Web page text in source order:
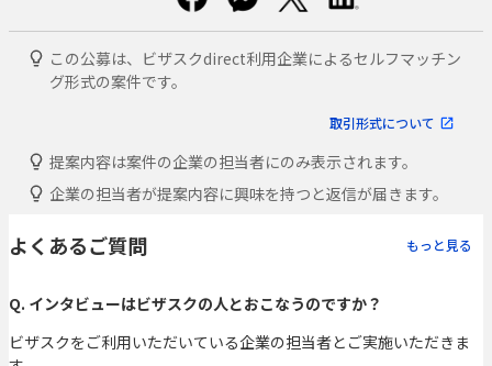
この公募は、ビザスクdirect利用企業によるセルフマッチン
グ形式の案件です。
取引形式について
提案内容は案件の企業の担当者にのみ表示されます。
企業の担当者が提案内容に興味を持つと返信が届きます。
よくあるご質問 もっと見る
Q. インタビューはビザスクの人とおこなうのですか？
ビザスクをご利用いただいている企業の担当者とご実施いただきま